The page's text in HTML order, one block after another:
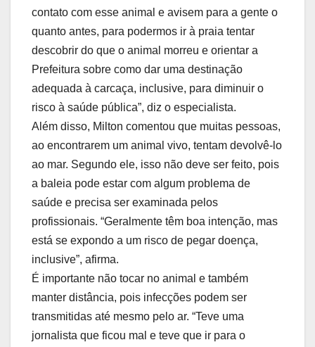
contato com esse animal e avisem para a gente o
quanto antes, para podermos ir à praia tentar
descobrir do que o animal morreu e orientar a
Prefeitura sobre como dar uma destinação
adequada à carcaça, inclusive, para diminuir o
risco à saúde pública”, diz o especialista.
Além disso, Milton comentou que muitas pessoas,
ao encontrarem um animal vivo, tentam devolvê-lo
ao mar. Segundo ele, isso não deve ser feito, pois
a baleia pode estar com algum problema de
saúde e precisa ser examinada pelos
profissionais. “Geralmente têm boa intenção, mas
está se expondo a um risco de pegar doença,
inclusive”, afirma.
É importante não tocar no animal e também
manter distância, pois infecções podem ser
transmitidas até mesmo pelo ar. “Teve uma
jornalista que ficou mal e teve que ir para o